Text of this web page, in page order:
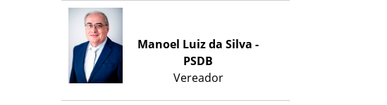
Manoel Luiz da Silva -
PSDB
Vereador